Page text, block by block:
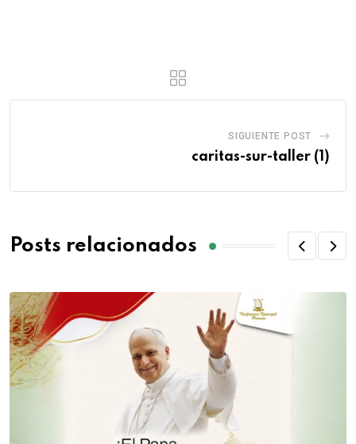
SIGUIENTE POST
caritas-sur-taller (1)
Posts relacionados